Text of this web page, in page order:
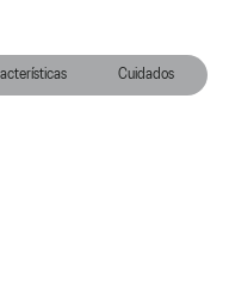
Cuidados